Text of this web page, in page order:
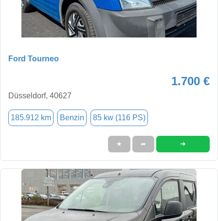
Ford Tourneo
1.700 €
Düsseldorf, 40627
185.912 km Benzin 85 kw (116 PS)
★ ➦ ➜